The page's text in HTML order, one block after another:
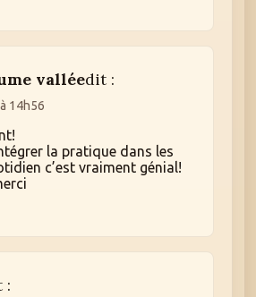
valléedit :
14h56
la pratique dans les
c’est vraiment génial!
: